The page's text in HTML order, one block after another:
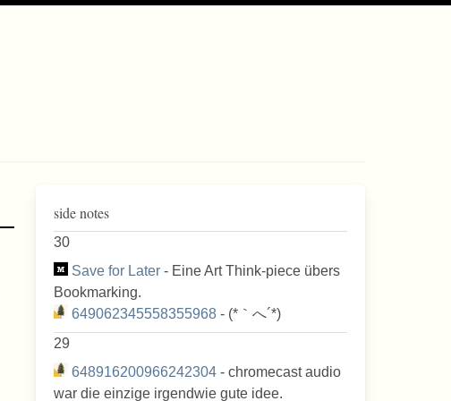
side notes
30
Save for Later- Eine Art Think-piece übers
Bookmarking.
649062345558355968- (*｀へ´*)
29
648916200966242304- chromecast audio
war die einzige irgendwie gute idee.